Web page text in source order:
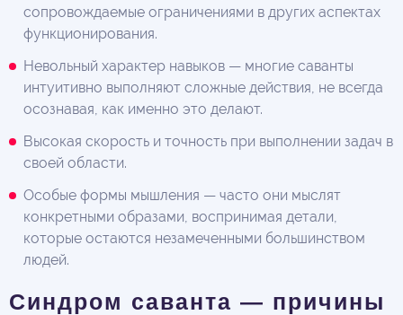
сопровождаемые ограничениями в других аспектах
функционирования.
Невольный характер навыков — многие саванты
интуитивно выполняют сложные действия, не всегда
осознавая, как именно это делают.
Высокая скорость и точность при выполнении задач в
своей области.
Особые формы мышления — часто они мыслят
конкретными образами, воспринимая детали,
которые остаются незамеченными большинством
людей.
Синдром саванта — причины